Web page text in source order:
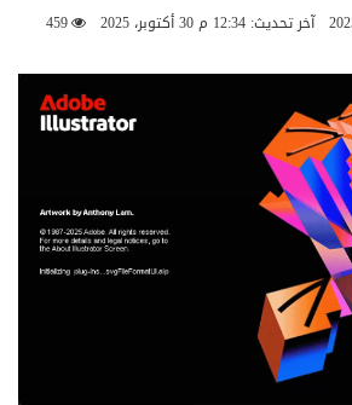
آخر تحديث: 12:34 م 30 أكتوبر، 2025 459